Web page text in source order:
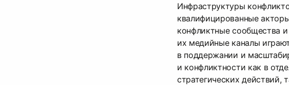
Инфраструктуры
квалифицированные
конфликтные сообщества
их медийные каналы
в поддержании и
и конфликтности как в
стратегических действий,